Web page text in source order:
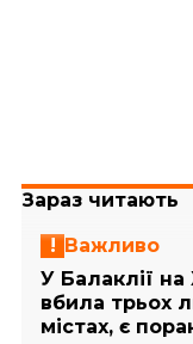
Зараз читають
Важливо
У Балаклії на
вбила трьох
містах, є